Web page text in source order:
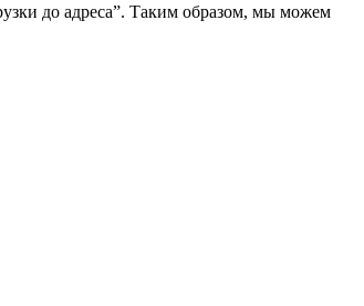
до адреса”. Таким образом, мы можем